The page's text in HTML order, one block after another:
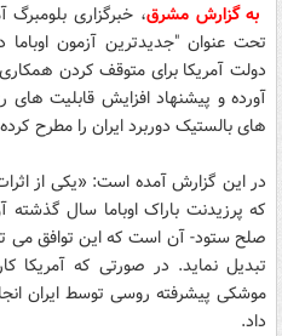
به گزارش مشرق
تحت عنوان "جدیدترین آزمون اوباما
دولت آمریکا برای متوقف کردن
آورده و پیشنهاد افزایش قابلیت
های بالستیک دوربرد ایران را مطرح
در این گزارش آمده است: «یکی از
که پرزیدنت باراک اوباما سال
صلح ستود- آن است که این توافق می
تبدیل نماید. در صورتی که آمریکا
موشکی پیشرفته روسی توسط ایران
داد.